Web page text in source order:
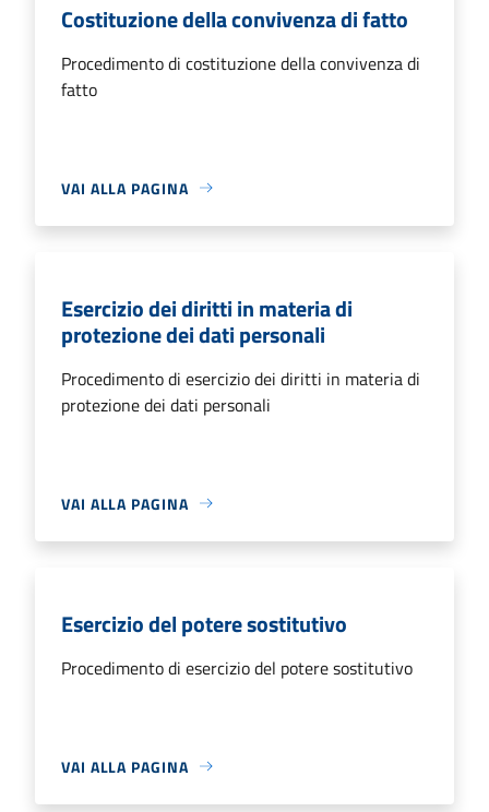
Costituzione della convivenza di fatto
Procedimento di costituzione della convivenza di
fatto
VAI ALLA PAGINA
Esercizio dei diritti in materia di
protezione dei dati personali
Procedimento di esercizio dei diritti in materia di
protezione dei dati personali
VAI ALLA PAGINA
Esercizio del potere sostitutivo
Procedimento di esercizio del potere sostitutivo
VAI ALLA PAGINA